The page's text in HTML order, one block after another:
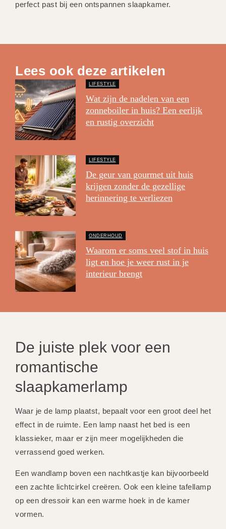
perfect past bij een ontspannen slaapkamer.
Lees ook deze artikelen
LIFESTYLE
Wat zijn de nadelen van een
zonneboiler in huis? Een eerlijk
en rustig overzicht
LIFESTYLE
De geur van gourmet uit huis
krijgen zonder de gezellige
herinnering te verliezen
ONDERHOUD
Waarom er soms veel stof in huis
ligt en hoe je weer rust in je
interieur brengt
De juiste plek voor een
romantische
slaapkamerlamp
Waar je de lamp plaatst, bepaalt voor een groot deel het
effect in de ruimte. Een lamp naast het bed is een
klassieker, maar er zijn meer mogelijkheden die
verrassend goed werken.
Een wandlamp boven een nachtkastje kan bijvoorbeeld
een zachte lichtcirkel creëren. Ook een kleine tafellamp
op een dressoir kan een warme hoek in de kamer
vormen.